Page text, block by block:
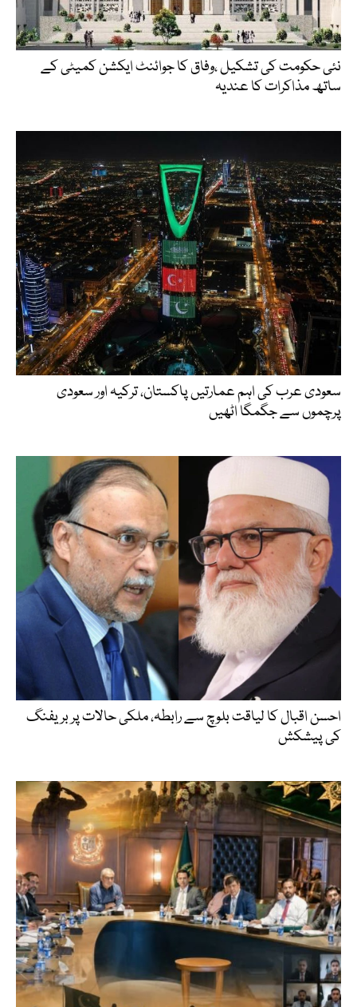
نئی حکومت کی تشکیل ،وفاق کا جوائنٹ ایکشن کمیٹی کے
ساتھ مذاکرات کا عندیہ
سعودی عرب کی اہم عمارتیں پاکستان، ترکیہ اور سعودی
پرچموں سے جگمگا اٹھیں
احسن اقبال کا لیاقت بلوچ سے رابطہ، ملکی حالات پر بریفنگ
کی پیشکش